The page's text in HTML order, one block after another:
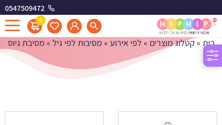
0547509472
0 מסיבת גיוס
בית » קטלוג מוצרים » לפי אירוע » מסיבות לפי גיל » מסיבת גיוס